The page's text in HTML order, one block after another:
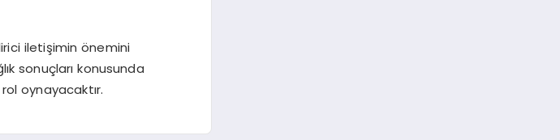
iletişiminönemini
sonuçları konusunda
oynayacaktır.